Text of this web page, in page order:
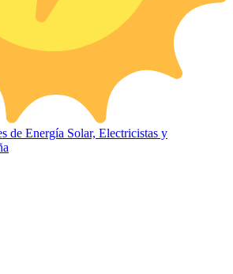
de Energía Solar, Electricistas y